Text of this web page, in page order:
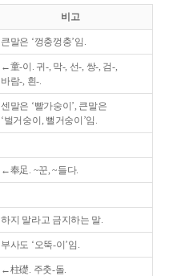
비고
큰말은 ‘껑충껑충’임.
←童-이. 귀-, 막-, 선-, 쌍-, 검-,
바람-, 흰-.
센말은 ‘빨가숭이’, 큰말은
‘벌거숭이, 뻘거숭이’임.
←奉足. ~꾼, ~들다.
하지 말라고 금지하는 말.
부사도 ‘오뚝-이’임.
←柱礎. 주춧-돌.